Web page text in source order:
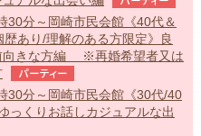
30分～岡崎市民会館《40代＆
あり/理解のある方限定》良
向きな方編 ※再婚希望者又は
パーティー
30分～岡崎市民会館《30代/40
っくりお話しカジュアルな出